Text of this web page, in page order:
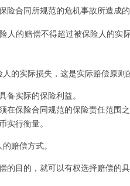
险合同所规范的危机事故所造成
人的赔偿不得超过被保险人的
的实际损失，这是实际赔偿原
备实际的保险利益。
在保险合同规范的保险责任范围
实行衡量。
赔偿方式。
的目的，就可以有权选择赔偿的